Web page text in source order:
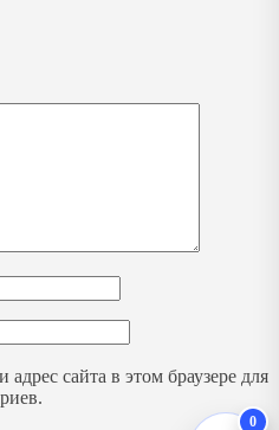
сайта в этом браузере для
0